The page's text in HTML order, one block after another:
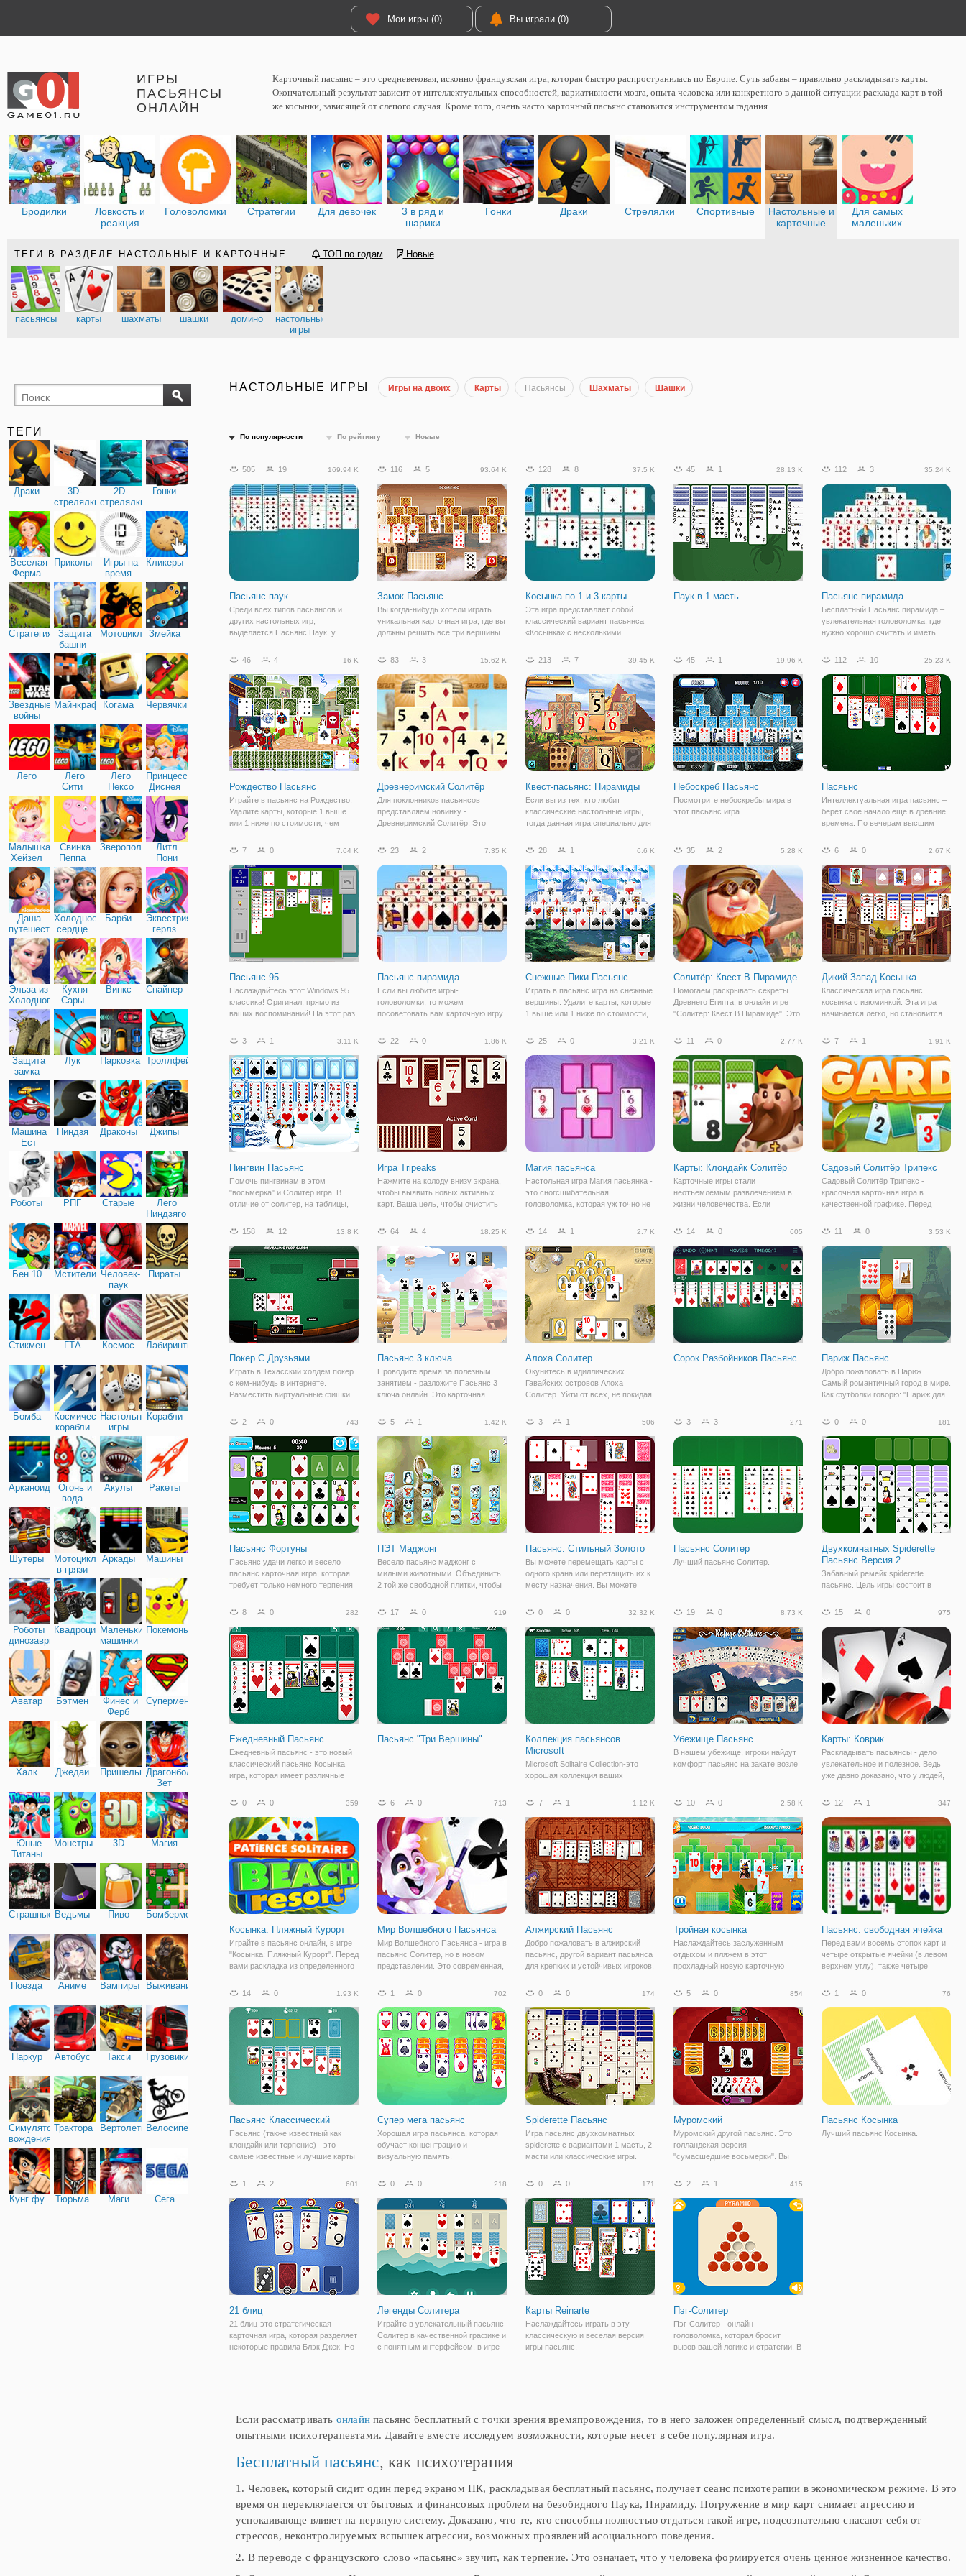
Мои игры (0) Вы играли (0)
ИГРЫ
ПАСЬЯНСЫ
ОНЛАЙН
Карточный пасьянс – это средневековая, исконно французская игра, которая быстро распространилась по Европе. Суть забавы – правильно раскладывать карты.
Окончательный результат зависит от интеллектуальных способностей, вариативности мозга, опыта человека или конкретного в данной ситуации расклада карт в той
же косынки, зависящей от слепого случая. Кроме того, очень часто карточный пасьянс становится инструментом гадания.
Бродилки
Ловкость и
реакция
Головоломки Стратегии Для девочек
3 в ряд и
шарики
Гонки Драки Стрелялки Спортивные
Настольные и
карточные
Для самых
маленьких
ТЕГИ В РАЗДЕЛЕ НАСТОЛЬНЫЕ И КАРТОЧНЫЕ ТОП по годам Новые
пасьянсы карты шахматы шашки домино
настольные
игры
ТЕГИ
Драки
3D-
стрелялки
2D-
стрелялки
Гонки
Веселая
Ферма
Приколы
Игры на
время
Кликеры
Стратегия
Защита
башни
МотоциклыЗмейка
Звездные
войны
МайнкрафтКогама Червячки
Лего
Лего
Сити
Лего
Нексо
Найтс
Принцессы
Диснея
Малышка
Хейзел
Свинка
Пеппа
Зверополис
Литл
Пони
Дружба
Даша
путешественница
Холодное
сердце
Барби
Эквестрия
герлз
Эльза из
Холодного
сердца
Кухня
Сары
Винкс Снайпер
Защита
замка
Лук Парковка Троллфейс
Машина
Ест
Машину
Ниндзя Драконы Джипы
Роботы РПГ Старые
Лего
Ниндзяго
Бен 10 Мстители Человек-
паук
Пираты
Стикмен ГТА Космос Лабиринты
Бомба
Космические
корабли
Настольные
игры
Корабли
Арканоид
Огонь и
вода
Акулы Ракеты
Шутеры
Мотоциклы
в грязи
Аркады Машины
Роботы
динозавры
КвадроциклыМаленькие
машинки
Покемоны
Аватар Бэтмен
Финес и
Ферб
Супермен
Халк Джедаи ПришельцыДрагонболл
Зет
Юные
Титаны
Монстры 3D Магия
Страшные Ведьмы Пиво Бомбермен
Поезда Аниме Вампиры Выживание
Паркур Автобус Такси Грузовики
Симулятор
вождения
Трактора ВертолетыВелосипед
Кунг фу Тюрьма Маги Сега
НАСТОЛЬНЫЕ ИГРЫ Игры на двоих Карты Пасьянсы Шахматы Шашки
По популярности По рейтингу Новые
505 19 169.94 K
Пасьянс паук
Среди всех типов пасьянсов и
других настольных игр,
выделяется Пасьянс Паук, у
правила игры. Наверняка вы
собрать его довольно легко. Перед
вами будут случайным
116 5 93.64 K
Замок Пасьянс
Вы когда-нибудь хотели играть
уникальная карточная игра, где вы
должны решить все три вершины
почти похожа на пасьянс, но
играть в нее и нажмите на карты,
128 8 37.5 K
Косынка по 1 и 3 карты
Эта игра представляет собой
классический вариант пасьянса
«Косынка» с несколькими
в одном приложении для удобства
пасьянса просты. В начале игры
перед вами
45 1 28.13 K
Паук в 1 масть
112 3 35.24 K
Пасьянс пирамида
Бесплатный Пасьянс пирамида –
увлекательная головоломка, где
нужно хорошо считать и иметь
успеху. На игровом поле
выложены в виде пирамиды. Их
необходимо убрать
46 4 16 K
Рождество Пасьянс
Играйте в пасьянс на Рождество.
Удалите карты, которые 1 выше
или 1 ниже по стоимости, чем
83 3 15.62 K
Древнеримский Солитёр
Для поклонников пасьянсов
представляем новинку -
Древнеримский Солитёр. Это
но с добавлением своих
изменения касаются внешнего
оформления и расклада карт.
213 7 39.45 K
Квест-пасьянс: Пирамиды
Если вы из тех, кто любит
классические настольные игры,
тогда данная игра специально для
необычный пасьянс, здесь вы
дизайн и даже сюжетную линию,
которая будет
45 1 19.96 K
Небоскреб Пасьянс
Посмотрите небоскребы мира в
этот пасьянс игра.
112 10 25.23 K
Пасяьнс
Интеллектуальная игра пасьянс –
берет свое начало ещё в древние
времена. По вечерам высшим
странах было практически нечем
церемонии они предпочитали
7 0 7.64 K
Пасьянс 95
Наслаждайтесь этот Windows 95
классика! Оригинал, прямо из
ваших воспоминаний! На этот раз,
всевозможные ежедневные
23 2 7.35 K
Пасьянс пирамида
Если вы любите игры-
головоломки, то можем
посоветовать вам карточную игру
много самых разных видов, но все
же стиля – необходимо разложить
карты в
28 1 6.6 K
Снежные Пики Пасьянс
Играть в пасьянс игра на снежные
вершины. Удалите карты, которые
1 выше или 1 ниже по стоимости,
35 2 5.28 K
Солитёр: Квест В Пирамиде
Помогаем раскрывать секреты
Древнего Египта, в онлайн игре
"Солитёр: Квест В Пирамиде". Это
жанре карточного пасьянса, но
формате. Здесь вы будете
помогать археологу в
6 0 2.67 K
Дикий Запад Косынка
Классическая игра пасьянс
косынка с изюминкой. Эта игра
начинается легко, но становится
карты на верхней части 4 основы
3 1 3.11 K
Пингвин Пасьянс
Помочь пингвинам в этом
"восьмерка" и Солитер игра. В
отличие от солитер, на таблицы,
костюм вместо чередуя цвета.
основы (слева) по иску,
восходящих и начните
22 0 1.86 K
Игра Tripeaks
Нажмите на колоду внизу экрана,
чтобы выявить новых активных
карт. Ваша цель, чтобы очистить
номером выше или ниже активной
полосы, находя эти
последовательные карты.
25 0 3.21 K
Магия пасьянса
Настольная игра Магия пасьянка -
это сногсшибательная
головоломка, которая уж точно не
любителя логических игр. Как и в
необходимо собирать карты по
убыванию. Чтобы в
11 0 2.77 K
Карты: Клондайк Солитёр
Карточные игры стали
неотъемлемым развлечением в
жизни человечества. Если
разложить пасьянс. В дурака
только двое. А вот когда
собирается компания, тогда
играют в
7 1 1.91 K
Садовый Солитёр Трипекс
Садовый Солитёр Трипекс -
красочная карточная игра в
качественной графике. Перед
количества карт. Вам нужно
короля. Вы можете накладывать
карты друг на
158 12 13.8 K
Покер С Друзьями
Играть в Техасский холдем покер
с кем-нибудь в интернете.
Разместить виртуальные фишки
других игроков и дилера.
более случайные игры в покер.
Хотите играть
64 4 18.25 K
Пасьянс 3 ключа
Проводите время за полезным
занятием - разложите Пасьянс 3
ключа онлайн. Это карточная
предстоит разложить карты в
дома. В начале вам открыт только
14 1 2.7 K
Алоха Солитер
Окунитесь в идиллических
Гавайских островов Алоха
Солитер. Уйти от всех, не покидая
микс из классических карточных
Гавайских островов. Алоха
Солитер можно
14 0 605
Сорок Разбойников Пасьянс
11 0 3.53 K
Париж Пасьянс
Добро пожаловать в Париж.
Самый романтичный город в мире.
Как футболки говорю: "Париж для
мы надеемся, что вы любите
ваша вторая половинка,
2 0 743
Пасьянс Фортуны
Пасьянс удачи легко и весело
пасьянс карточная игра, которая
требует только немного терпения
все карты. Наслаждайтесь этой
призывая удачу на каждого
розыгрыша карт,
5 1 1.42 K
ПЭТ Маджонг
Весело пасьянс маджонг с
милыми животными. Объединить
2 той же свободной плитки, чтобы
бесплатные плитки.
3 1 506
Пасьянс: Стильный Золото
Вы можете перемещать карты с
одного крана или перетащить их к
месту назначения. Вы можете
большинство игр можно выиграть,
задачей, попытать счастья с
3 3 271
Пасьянс Солитер
Лучший пасьянс Солитер.
0 0 181
Двухкомнатных Spiderette
Пасьянс Версия 2
Забавный ремейк spiderette
пасьянс. Цель игры состоит в
карт в порядке убывания от короля
перемещать любую верхнюю
карту и положите ее на другую
карту, если
8 0 282
Ежедневный Пасьянс
Ежедневный пасьянс - это новый
классический пасьянс Косынка
игра, которая имеет различные
каждый день! Уровень сложности
легкие игры по понедельникам и
самым
17 0 919
Пасьянс "Три Вершины"
0 0 32.32 K
Коллекция пасьянсов
Microsoft
Microsoft Solitaire Collection-это
хорошая коллекция ваших
пасьянсов. Играйте в Клондайк,
TriPeaks. Плюс Ежедневные
Испытания. Пасьянс остается
самой популярной
19 0 8.73 K
Убежище Пасьянс
В нашем убежище, игроки найдут
комфорт пасьянс на закате возле
15 0 975
Карты: Коврик
Раскладывать пасьянсы - дело
увлекательное и полезное. Ведь
уже давно доказано, что у людей,
сосредоточенность,
стратегическое мышление
координируют лучше. Это вам
небольшой
0 0 359
Косынка: Пляжный Курорт
Играйте в пасьянс онлайн, в игре
"Косынка: Пляжный Курорт". Перед
вами раскладка из определенного
разложить их в порядке от туза до
карты друг на друга в следующем
6 0 713
Мир Волшебного Пасьянса
Мир Волшебного Пасьянса - игра в
пасьянс Солитер, но в новом
представлении. Это современная,
игра для взрослых и детей.
На игровом поле появятся
карточки
7 1 1.12 K
Алжирский Пасьянс
Добро пожаловать в алжирский
пасьянс, другой вариант пасьянса
для крепких и устойчивых игроков.
что вы должны реально ощутить
ментально сосредоточен и
завершить
10 0 2.58 K
Тройная косынка
Наслаждайтесь заслуженным
отдыхом и пляжем в этот
прохладный новую карточную
карты с игрового поля, нажав на
выше ваша текущая активная
карта. Так что если у
12 1 347
Пасьянс: свободная ячейка
Перед вами восемь стопок карт и
четыре открытые ячейки (в левом
верхнем углу), также четыре
стороны). Задача игрока -
последовательности в дом все 52
карты. Игру
14 0 1.93 K
Пасьянс Классический
Пасьянс (также известный как
клондайк или терпение) - это
самые известные и лучшие карты
планшет и рабочий стол. Playtouch
бесплатные карты пасьянс игра,
вы можете играть
1 0 702
Супер мега пасьянс
Хорошая игра пасьянса, которая
обучает концентрацию и
визуальную память.
0 0 174
Spiderette Пасьянс
Игра пасьянс двухкомнатных
spiderette с вариантами 1 масть, 2
масти или классические игры.
последовательности карт в
туза одной масти.
5 0 854
Муромский
Муромский другой пасьянс. Это
голландская версия
"сумасшедшие восьмерки". Вы
чтобы играть все свои карты. Если
работы или учебы, а потом вы
хотите отдохнуть,
1 0 76
Пасьянс Косынка
Лучший пасьянс Косынка.
1 2 601
21 блиц
21 блиц-это стратегическая
карточная игра, которая разделяет
некоторые правила Блэк Джек. Но
0 0 218
Легенды Солитера
Играйте в увлекательный пасьянс
Солитер в качественной графике и
с понятным интерфейсом, в игре
0 0 171
Карты Reinarte
Наслаждайтесь играть в эту
классическую и веселая версия
игры пасьянс.
2 1 415
Пэг-Солитер
Пэг-Солитер - онлайн
головоломка, которая бросит
вызов вашей логике и стратегии. В
Если рассматривать онлайн пасьянс бесплатный с точки зрения времяпровождения, то в него заложен определенный смысл, подтвержденный
опытными психотерапевтами. Давайте вместе исследуем возможности, которые несет в себе популярная игра.
Бесплатный пасьянс, как психотерапия
1. Человек, который сидит один перед экраном ПК, раскладывая бесплатный пасьянс, получает сеанс психотерапии в экономическом режиме. В это
время он переключается от бытовых и финансовых проблем на безобидного Паука, Пирамиду. Погружение в мир карт снимает агрессию и
успокаивающе влияет на нервную систему. Доказано, что те, кто способны полностью отдаться такой игре, подсознательно спасают себя от
стрессов, неконтролируемых вспышек агрессии, возможных проявлений асоциального поведения.
2. В переводе с французского слово «пасьянс» звучит, как терпение. Это означает, что у человека формируется очень ценное жизненное качество.